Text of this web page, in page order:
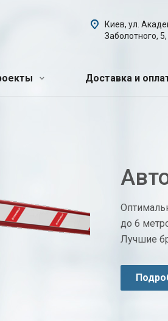
Киев, ул.
Заболотного,
Доставка и
до 6
Лучшие